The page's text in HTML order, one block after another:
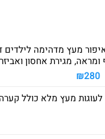
מעץ מדהימה לילדים
מגירת אחסון
המחיר
היה:
₪280 המחיר
הוא:
מעץ מלא כולל